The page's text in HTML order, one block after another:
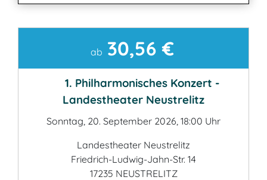
Kontaktab 30,56 €
1. Philharmonisches Konzert -
Landestheater Neustrelitz
Sonntag, 20. September 2026, 18:00 Uhr
Landestheater Neustrelitz
Friedrich-Ludwig-Jahn-Str. 14
17235 NEUSTRELITZ